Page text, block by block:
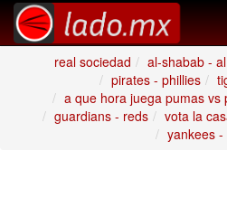
real sociedad
al-shabab -
pirates - phillies
a que hora juega pumas vs
guardians - reds
vota la
yankees -